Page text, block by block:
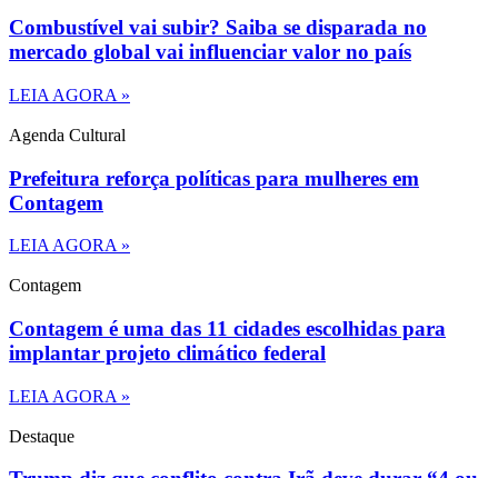
Combustível vai subir? Saiba se disparada no
mercado global vai influenciar valor no país
LEIA AGORA »
Agenda Cultural
Prefeitura reforça políticas para mulheres em
Contagem
LEIA AGORA »
Contagem
Contagem é uma das 11 cidades escolhidas para
implantar projeto climático federal
LEIA AGORA »
Destaque